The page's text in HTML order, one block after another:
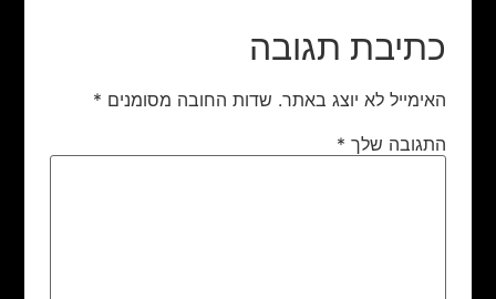
כתיבת תגובה
האימייל לא יוצג באתר. שדות החובה מסומנים *
התגובה שלך *